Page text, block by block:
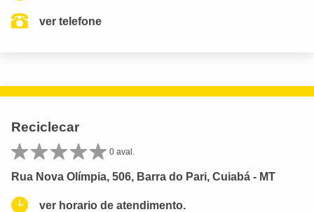
ver telefone
Reciclecar
0 aval.
Rua Nova Olímpia, 506, Barra do Pari, Cuiabá - MT
ver horario de atendimento.